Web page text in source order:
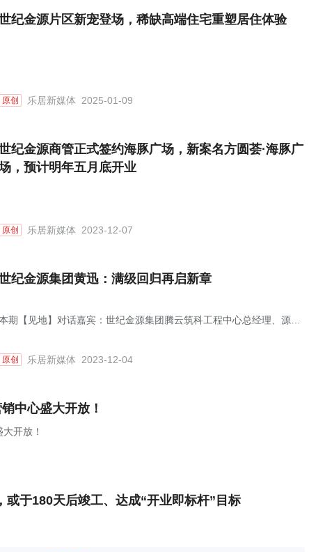
纪金源片区新宠登场，稀缺高端住宅重塑居住体验
原创 乐居新媒体 2025-01-09
纪金源商管正式签约海豚广场，新案名方圆荟·海豚广
，预计明年五月底开业
原创 乐居新媒体 2023-12-07
纪金源集团黄迅：满级回归再启新章
期【见地】对话嘉宾：世纪金源集团腾云筑科工程中心总经理、源筑·
原创 乐居新媒体 2023-12-04
中心盛大开放！
开放！
于180天后竣工、达成“开业即标杆”目标